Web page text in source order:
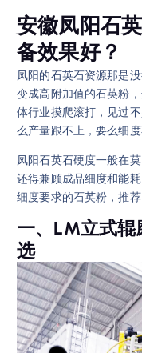
安徽凤阳石
备效果好？
凤阳的石英石资源那是
变成高附加值的石英粉
体行业摸爬滚打，见过
么产量跟不上，要么细度
凤阳石英石硬度一般在
还得兼顾成品细度和能
细度要求的石英粉，推
一、LM立式
选